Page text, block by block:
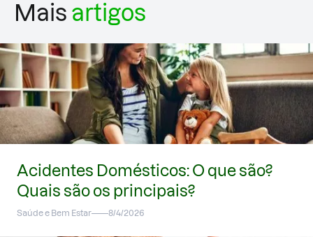
Mais artigos
Acidentes Domésticos: O que são?
Quais são os principais?
Saúde e Bem Estar 8/4/2026